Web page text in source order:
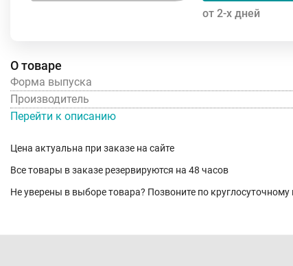
от 2-х дней
О товаре
Форма выпуска
Производитель
Перейти к описанию
Цена актуальна при заказе на сайте
Все товары в заказе резервируются на 48 часов
Не уверены в выборе товара? Позвоните по круглосуточному